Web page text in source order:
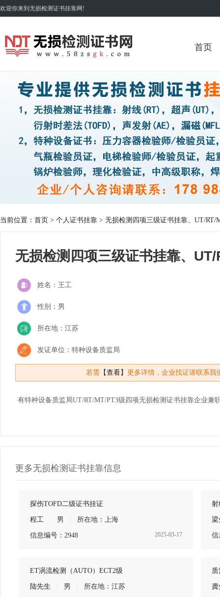
欢迎你来到无损检测证书挂靠网!
首页
当前位置： 首页 > 个人证书挂靠 > 无损检测四项三级证书挂靠、UT/RT/
无损检测四项三级证书挂靠、
姓名：王工
性别：男
所在地：江苏
发证单位：特种设备质监局
若需 【查看】 更多详情，企业找证请联系我
有特种设备质监局UT/RT/MT/PT3级四项无损检测证书挂靠企业兼
更多无损检测证书挂靠信息
探伤TOFD二级证书挂证
程工 男 所在地：上海
2025-03-17
信息编号：2948
射
梁
信
ET涡流检测（AUTO）ECT2级
陆先生 男 所在地：江苏 龚